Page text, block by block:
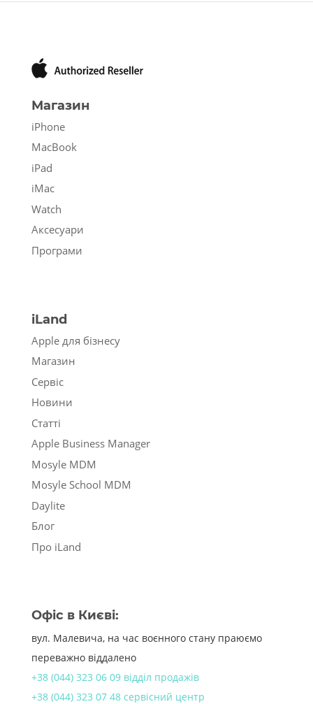
Магазин
iPhone
MacBook
iPad
iMac
Watch
Аксесуари
Програми
iLand
Apple для бізнесу
Магазин
Сервіс
Новини
Статті
Apple Business Manager
Mosyle MDM
Mosyle School MDM
Daylite
Блог
Про iLand
Офіс в Києві:
вул. Малевича, на час воєнного стану праюємо
переважно віддалено
+38 (044) 323 06 09 відділ продажів
+38 (044) 323 07 48 сервісний центр